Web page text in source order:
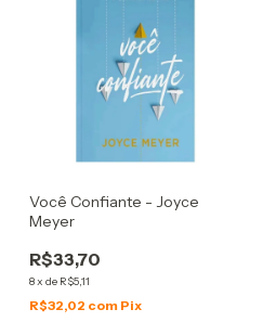
Você Confiante - Joyce
Meyer
R$33,70
8x de R$5,11
R$32,02 com Pix